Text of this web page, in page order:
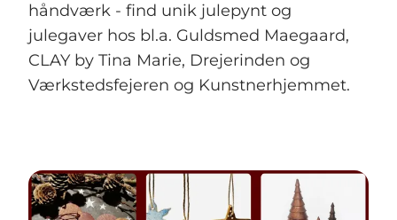
håndværk - find unik julepynt og
julegaver hos bl.a. Guldsmed Maegaard,
CLAY by Tina Marie, Drejerinden og
Værkstedsfejeren og Kunstnerhjemmet.